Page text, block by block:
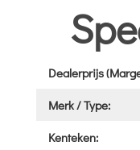
Dealerprijs
Merk / Type:
Kenteken: